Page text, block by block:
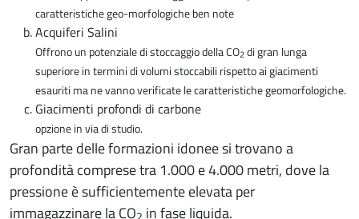
caratteristiche geo-morfologiche ben note
Acquiferi Salini
Offrono un potenziale di stoccaggio della CO2di gran lunga
superiore in termini di volumi stoccabili rispetto ai giacimenti
esauriti ma ne vanno verificate le caratteristiche geomorfologiche.
Giacimenti profondi di carbone
opzione in via di studio.
Gran parte delle formazioni idonee si trovano a
profondità comprese tra 1.000 e 4.000 metri, dove la
pressione è sufficientemente elevata per
immagazzinare la CO in fase liquida.